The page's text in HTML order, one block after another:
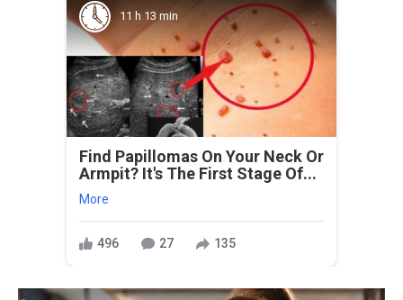
11 h 13 min
Find Papillomas On Your Neck Or
Armpit? It's The First Stage Of...
More
496 27 135